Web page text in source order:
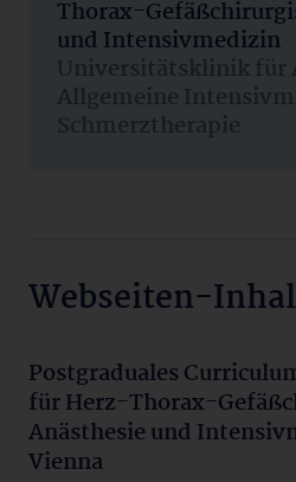
Thorax-
und Intensivmedizin
Universitätsklinik für
Allgemeine
Schmerztherapie
Webseiten-
Postgraduales
für Herz-Thorax-
Anästhesie und
Vienna